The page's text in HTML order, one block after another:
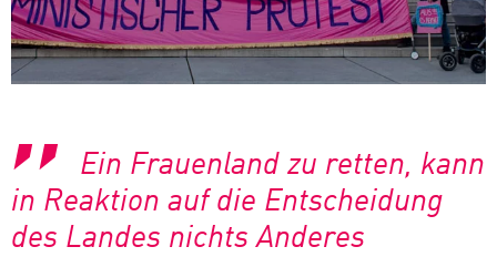
Ein Frauenland zu retten, kann
in Reaktion auf die Entscheidung
des Landes nichts Anderes